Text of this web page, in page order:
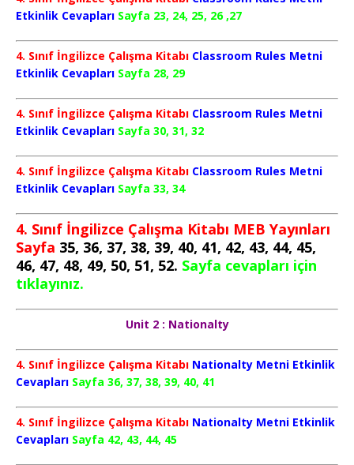
Etkinlik Cevapları Sayfa 23, 24, 25, 26 ,27
4. Sınıf İngilizce Çalışma Kitabı Classroom Rules Metni
Etkinlik Cevapları Sayfa 28, 29
4. Sınıf İngilizce Çalışma Kitabı Classroom Rules Metni
Etkinlik Cevapları Sayfa 30, 31, 32
4. Sınıf İngilizce Çalışma Kitabı Classroom Rules Metni
Etkinlik Cevapları Sayfa 33, 34
4. Sınıf İngilizce Çalışma Kitabı MEB Yayınları
Sayfa 35, 36, 37, 38, 39, 40, 41, 42, 43, 44, 45,
46, 47, 48, 49, 50, 51, 52. Sayfa cevapları için
tıklayınız.
Unit 2 : Nationalty
4. Sınıf İngilizce Çalışma Kitabı Nationalty Metni Etkinlik
Cevapları Sayfa 36, 37, 38, 39, 40, 41
4. Sınıf İngilizce Çalışma Kitabı Nationalty Metni Etkinlik
Cevapları Sayfa 42, 43, 44, 45